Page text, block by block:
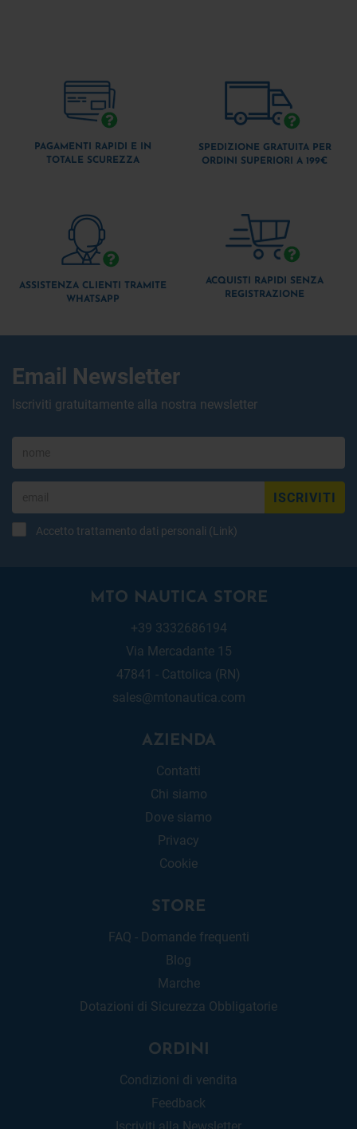
PAGAMENTI RAPIDI E IN
TOTALE SCUREZZA
SPEDIZIONE GRATUITA PER
ORDINI SUPERIORI A 199€
ASSISTENZA CLIENTI TRAMITE
WHATSAPP
ACQUISTI RAPIDI SENZA
REGISTRAZIONE
Email Newsletter
Iscriviti gratuitamente alla nostra newsletter
ISCRIVITI
Accetto trattamento dati personali (Link)
MTO NAUTICA STORE
+39 3332686194
Via Mercadante 15
47841 - Cattolica (RN)
sales@mtonautica.com
AZIENDA
Contatti
Chi siamo
Dove siamo
Privacy
Cookie
STORE
FAQ - Domande frequenti
Blog
Marche
Dotazioni di Sicurezza Obbligatorie
ORDINI
Condizioni di vendita
Feedback
Iscriviti alla Newsletter